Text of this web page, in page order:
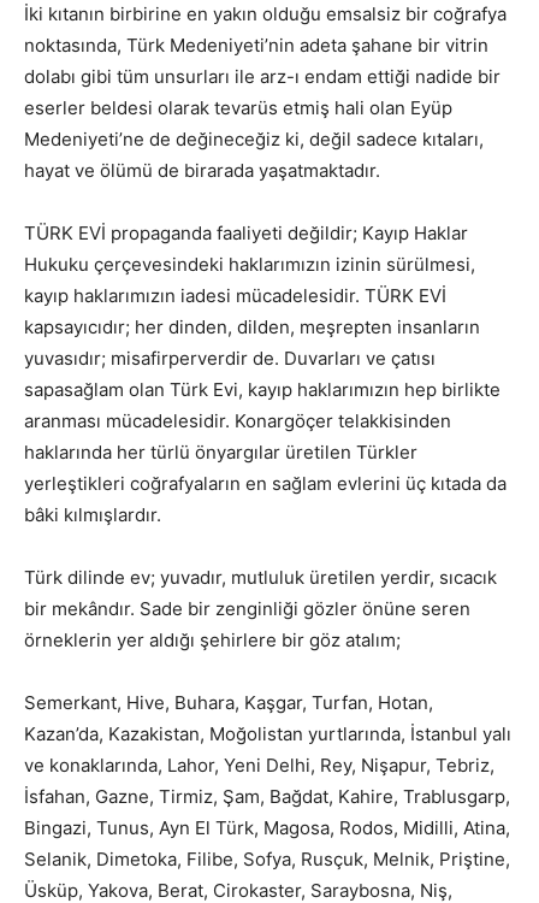
İki kıtanın birbirine en yakın olduğu emsalsiz bir coğrafya
noktasında, Türk Medeniyeti’nin adeta şahane bir vitrin
do­labı gibi tüm unsurları ile arz-ı endam ettiği nadide bir
eserler beldesi olarak tevarüs etmiş hali olan Eyüp
Medeniyeti’ne de değineceğiz ki, değil sadece kıtaları,
hayat ve ölümü de birarada yaşatmaktadır.
TÜRK EVİ propaganda faaliyeti değildir; Kayıp Haklar
Hukuku çerçevesindeki haklarımızın izinin sürülmesi,
kayıp haklarımızın iadesi mücadelesidir. TÜRK EVİ
kapsayıcıdır; her dinden, dilden, meşrepten insanların
yuvasıdır; misafirperverdir de. Duvarları ve çatısı
sapasağlam olan Türk Evi, kayıp haklarımızın hep birlikte
aranması mücadelesidir. Konargöçer telakkisinden
haklarında her türlü önyargılar üretilen Türkler
yerleştikleri coğrafyaların en sağlam evlerini üç kıtada da
bâki kılmışlardır.
Türk dilinde ev; yuvadır, mutluluk üretilen yerdir, sıcacık
bir mekândır. Sade bir zenginliği gözler önüne seren
örnekle­rin yer aldığı şehirlere bir göz atalım;
Semerkant, Hive, Buhara, Kaşgar, Turfan, Hotan,
Kazan’da, Kazakistan, Moğolistan yurt­larında, İstanbul yalı
ve konaklarında, Lahor, Yeni Delhi, Rey, Nişapur, Tebriz,
İsfahan, Gazne, Tirmiz, Şam, Bağdat, Kahire, Trablusgarp,
Bingazi, Tunus, Ayn El Türk, Magosa, Rodos, Mi­dilli, Atina,
Selanik, Dimetoka, Filibe, Sofya, Rusçuk, Melnik, Priştine,
Üsküp, Yakova, Berat, Cirokaster, Saraybosna, Niş,